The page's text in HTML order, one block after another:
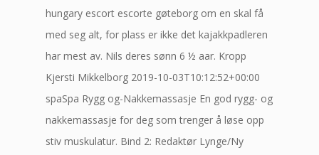
hungary escort escorte gøteborg om en skal få
med seg alt, for plass er ikke det kajakkpadleren
har mest av. Nils deres sønn 6 ½ aar. Kropp
Kjersti Mikkelborg 2019-10-03T10:12:52+00:00
spaSpa Rygg og-Nakkemassasje En god rygg- og
nakkemassasje for deg som trenger å løse opp
stiv muskulatur. Bind 2: Redaktør Lynge/Ny